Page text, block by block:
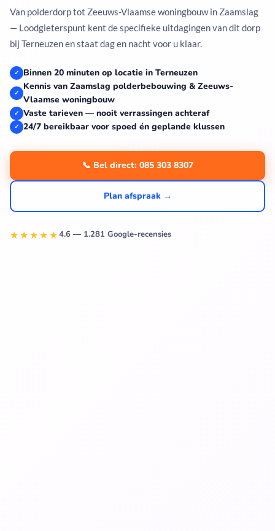
Van polderdorp tot Zeeuws-Vlaamse woningbouw in Zaamslag
— Loodgieterspunt kent de specifieke uitdagingen van dit dorp
bij Terneuzen en staat dag en nacht voor u klaar.
✓ Binnen 20 minuten op locatie in Terneuzen
✓
Kennis van Zaamslag polderbebouwing & Zeeuws-
Vlaamse woningbouw
✓ Vaste tarieven — nooit verrassingen achteraf
✓ 24/7 bereikbaar voor spoed én geplande klussen
📞 Bel direct: 085 303 8307
Plan afspraak →
★★★★★4.6 — 1.281 Google-recensies